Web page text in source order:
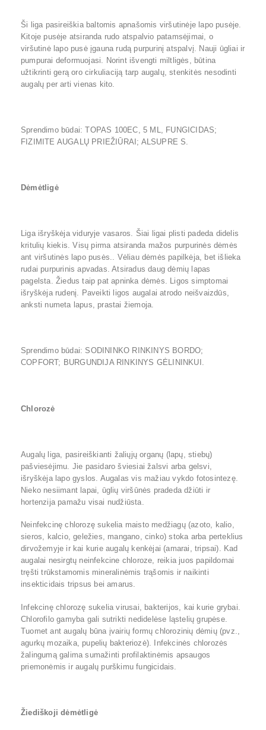
Ši liga pasireiškia baltomis apnašomis viršutinėje lapo pusėje.
Kitoje pusėje atsiranda rudo atspalvio patamsėjimai, o
viršutinė lapo pusė įgauna rudą purpurinį atspalvį. Nauji ūgliai ir
pumpurai deformuojasi. Norint išvengti miltligės, būtina
užtikrinti gerą oro cirkuliaciją tarp augalų, stenkitės nesodinti
augalų per arti vienas kito.
Sprendimo būdai: TOPAS 100EC, 5 ML, FUNGICIDAS;
FIZIMITE AUGALŲ PRIEŽIŪRAI; ALSUPRE S.
Dėmėtligė
Liga išryškėja viduryje vasaros. Šiai ligai plisti padeda didelis
kritulių kiekis. Visų pirma atsiranda mažos purpurinės dėmės
ant viršutinės lapo pusės.. Vėliau dėmės papilkėja, bet išlieka
rudai purpurinis apvadas. Atsiradus daug dėmių lapas
pagelsta. Žiedus taip pat apninka dėmės. Ligos simptomai
išryškėja rudenį. Paveikti ligos augalai atrodo neišvaizdūs,
anksti numeta lapus, prastai žiemoja.
Sprendimo būdai: SODININKO RINKINYS BORDO;
COPFORT; BURGUNDIJA RINKINYS GĖLININKUI.
Chlorozė
Augalų liga, pasireiškianti žaliųjų organų (lapų, stiebų)
pašviesėjimu. Jie pasidaro šviesiai žalsvi arba gelsvi,
išryškėja lapo gyslos. Augalas vis mažiau vykdo fotosintezę.
Nieko nesiimant lapai, ūglių viršūnės pradeda džiūti ir
hortenzija pamažu visai nudžiūsta.
Neinfekcinę chlorozę sukelia maisto medžiagų (azoto, kalio,
sieros, kalcio, geležies, mangano, cinko) stoka arba perteklius
dirvožemyje ir kai kurie augalų kenkėjai (amarai, tripsai). Kad
augalai nesirgtų neinfekcine chloroze, reikia juos papildomai
tręšti trūkstamomis mineralinėmis trąšomis ir naikinti
insekticidais tripsus bei amarus.
Infekcinę chlorozę sukelia virusai, bakterijos, kai kurie grybai.
Chlorofilo gamyba gali sutrikti nedidelėse ląstelių grupėse.
Tuomet ant augalų būna įvairių formų chlorozinių dėmių (pvz.,
agurkų mozaika, pupelių bakteriozė). Infekcinės chlorozės
žalingumą galima sumažinti profilaktinėmis apsaugos
priemonėmis ir augalų purškimu fungicidais.
Žiediškoji dėmėtligė